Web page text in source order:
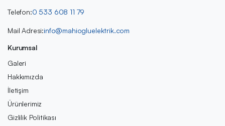
Telefon:0 533 608 11 79
Mail Adresi:info@mahiogluelektrik.com
Kurumsal
Galeri
Hakkımızda
İletişim
Ürünlerimiz
Gizlilik Politikası